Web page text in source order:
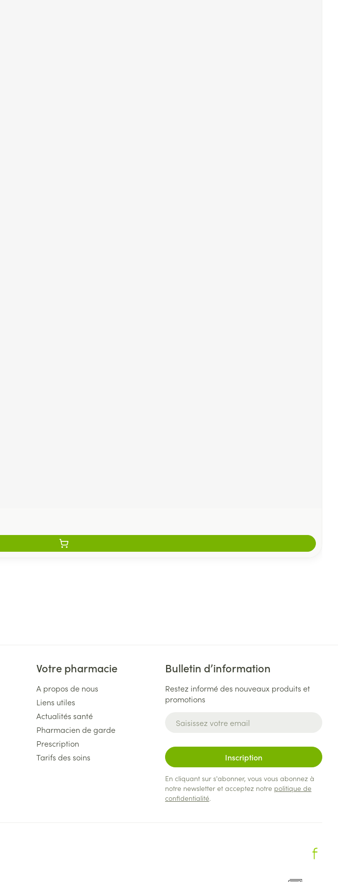
Votre pharmacie
A propos de nous
Liens utiles
Actualités santé
Pharmacien de garde
Prescription
Tarifs des soins
Bulletin d’information
Restez informé des nouveaux produits et
promotions
Inscription
En cliquant sur s'abonner, vous vous abonnez à
notre newsletter et acceptez notre politique de
confidentialité.